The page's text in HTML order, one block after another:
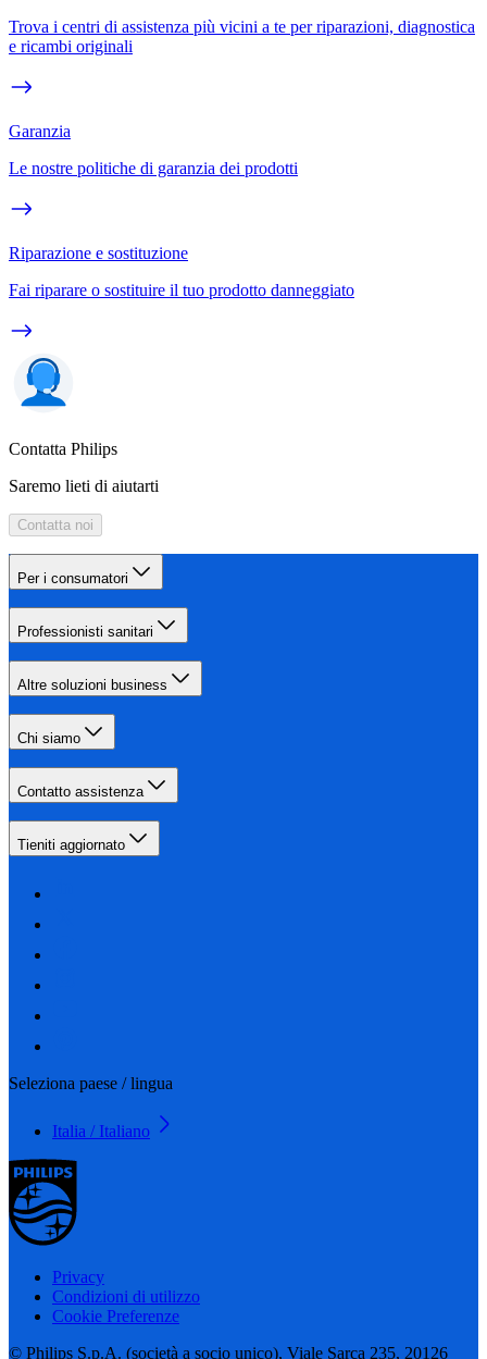
Trova i centri di assistenza più vicini a te per riparazioni, diagnostica
e ricambi originali
Garanzia
Le nostre politiche di garanzia dei prodotti
Riparazione e sostituzione
Fai riparare o sostituire il tuo prodotto danneggiato
Contatta Philips
Saremo lieti di aiutarti
Contatta noi
Per i consumatori
Professionisti sanitari
Altre soluzioni business
Chi siamo
Contatto assistenza
Tieniti aggiornato
Seleziona paese / lingua
Italia / Italiano
Privacy
Condizioni di utilizzo
Cookie Preferenze
© Philips S.p.A. (società a socio unico), Viale Sarca 235, 20126